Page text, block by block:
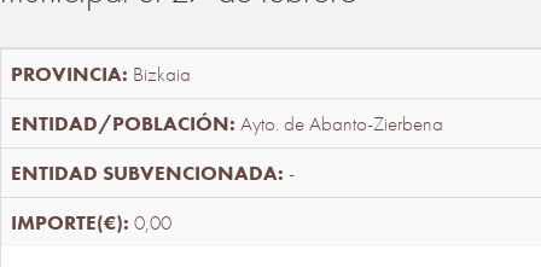
Bizkaia
Ayto. de Abanto-Zierbena
-
0,00